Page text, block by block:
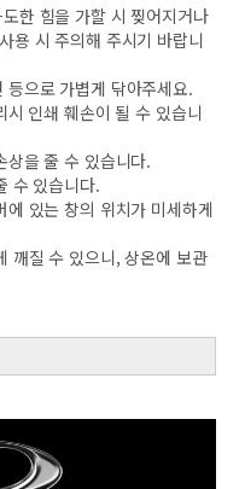
한 힘을 가할 시 찢어지거나
용 시 주의해 주시기 바랍니
으로 가볍게 닦아주세요.
인쇄 훼손이 될 수 있습니
을 줄 수 있습니다.
수 있습니다.
있는 창의 위치가 미세하게
깨질 수 있으니, 상온에 보관